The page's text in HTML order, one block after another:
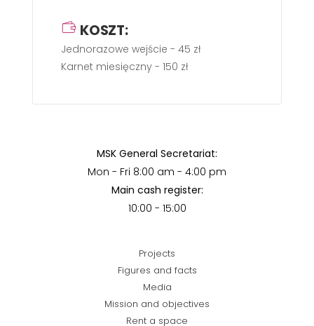
KOSZT:
Jednorazowe wejście - 45 zł
Karnet miesięczny - 150 zł
MSK General Secretariat:
Mon - Fri 8:00 am - 4:00 pm
Main cash register:
10:00 - 15:00
Projects
Figures and facts
Media
Mission and objectives
Rent a space